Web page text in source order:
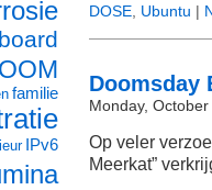
DOSE Ubuntu |
Doomsday
Monday,
Op veler
Meerkat”
familie
IPv6